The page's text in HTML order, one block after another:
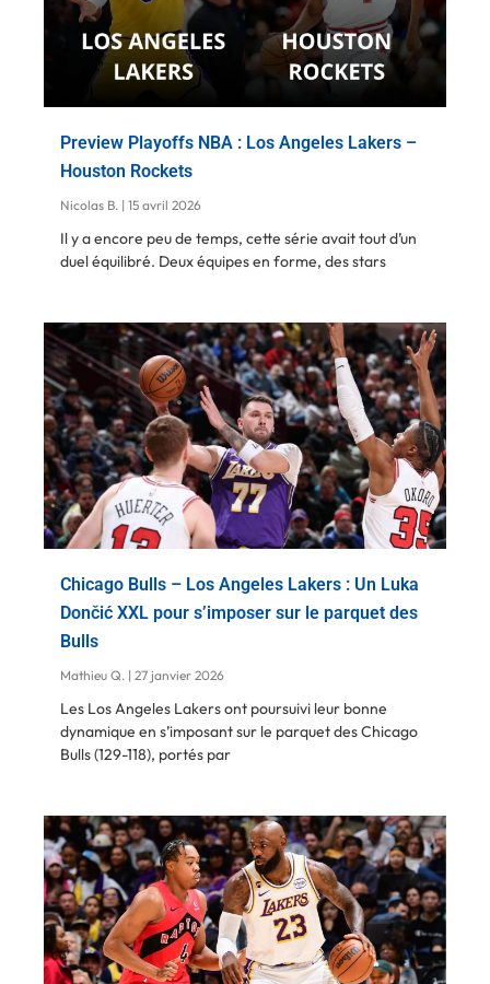
Preview Playoffs NBA : Los Angeles Lakers –
Houston Rockets
Nicolas B. 15 avril 2026
Il y a encore peu de temps, cette série avait tout d’un
duel équilibré. Deux équipes en forme, des stars
Chicago Bulls – Los Angeles Lakers : Un Luka
Dončić XXL pour s’imposer sur le parquet des
Bulls
Mathieu Q. 27 janvier 2026
Les Los Angeles Lakers ont poursuivi leur bonne
dynamique en s’imposant sur le parquet des Chicago
Bulls (129-118), portés par